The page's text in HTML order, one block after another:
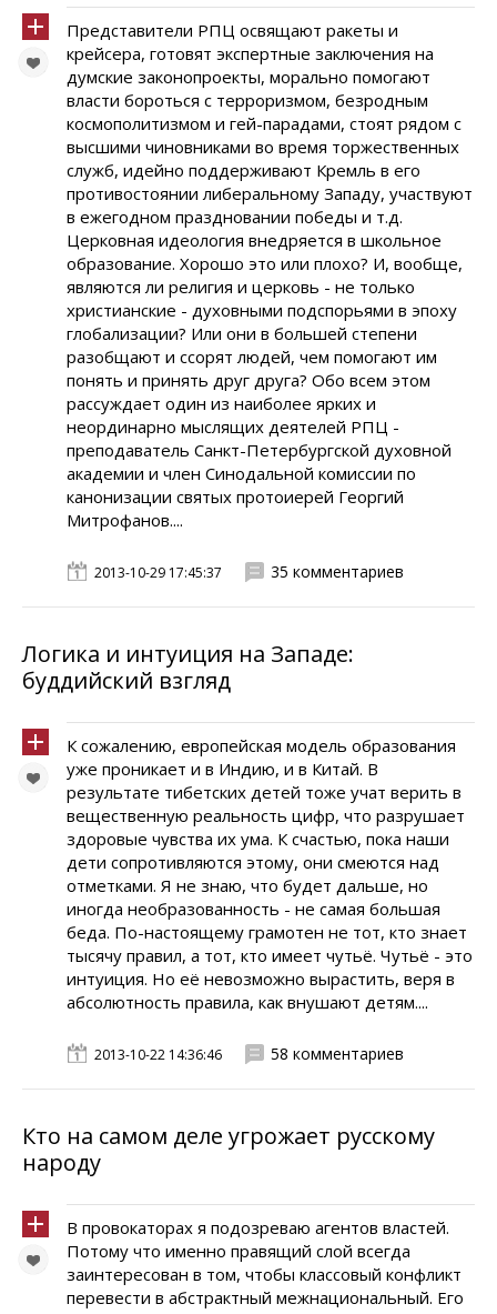
Представители РПЦ освящают ракеты и
крейсера, готовят экспертные заключения на
думские законопроекты, морально помогают
власти бороться с терроризмом, безродным
космополитизмом и гей-парадами, стоят рядом с
высшими чиновниками во время торжественных
служб, идейно поддерживают Кремль в его
противостоянии либеральному Западу, участвуют
в ежегодном праздновании победы и т.д.
Церковная идеология внедряется в школьное
образование. Хорошо это или плохо? И, вообще,
являются ли религия и церковь - не только
христианские - духовными подспорьями в эпоху
глобализации? Или они в большей степени
разобщают и ссорят людей, чем помогают им
понять и принять друг друга? Обо всем этом
рассуждает один из наиболее ярких и
неординарно мыслящих деятелей РПЦ -
преподаватель Санкт-Петербургской духовной
академии и член Синодальной комиссии по
канонизации святых протоиерей Георгий
Митрофанов....
2013-10-29 17:45:37 35 комментариев
Логика и интуиция на Западе:
буддийский взгляд
К сожалению, европейская модель образования
уже проникает и в Индию, и в Китай. В
результате тибетских детей тоже учат верить в
вещественную реальность цифр, что разрушает
здоровые чувства их ума. К счастью, пока наши
дети сопротивляются этому, они смеются над
отметками. Я не знаю, что будет дальше, но
иногда необразованность - не самая большая
беда. По-настоящему грамотен не тот, кто знает
тысячу правил, а тот, кто имеет чутьё. Чутьё - это
интуиция. Но её невозможно вырастить, веря в
абсолютность правила, как внушают детям....
2013-10-22 14:36:46 58 комментариев
Кто на самом деле угрожает русскому
народу
В провокаторах я подозреваю агентов властей.
Потому что именно правящий слой всегда
заинтересован в том, чтобы классовый конфликт
перевести в абстрактный межнациональный. Его